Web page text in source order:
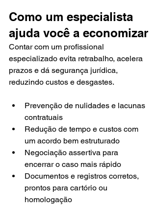
Como um especialista
ajuda você a economizar
Contar com um profissional
especializado evita retrabalho, acelera
prazos e dá segurança jurídica,
reduzindo custos e desgastes.
Prevenção de nulidades e lacunas
contratuais
Redução de tempo e custos com
um acordo bem estruturado
Negociação assertiva para
encerrar o caso mais rápido
Documentos e registros corretos,
prontos para cartório ou
homologação